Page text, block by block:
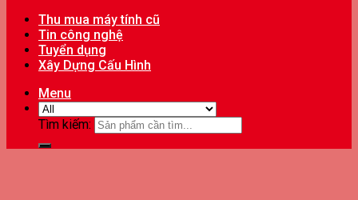
Thu mua máy tính cũ
Tin công nghệ
Tuyển dụng
Xây Dựng Cấu Hình
Menu
Tìm kiếm: